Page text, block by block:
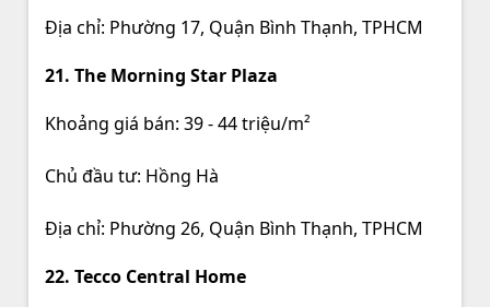
Địa chỉ: Phường 17, Quận Bình Thạnh, TPHCM
21. The Morning Star Plaza
Khoảng giá bán: 39 - 44 triệu/m²
Chủ đầu tư: Hồng Hà
Địa chỉ: Phường 26, Quận Bình Thạnh, TPHCM
22. Tecco Central Home